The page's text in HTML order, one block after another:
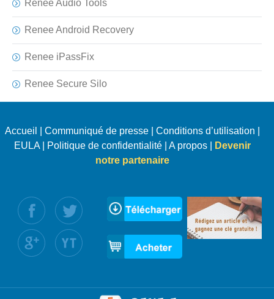
Renee Audio Tools
Renee Android Recovery
Renee iPassFix
Renee Secure Silo
Accueil Communiqué de presse| Conditions d’utilisation
EULA| Politique de confidentialité| A propos|
Devenir
notre partenaire
nous :